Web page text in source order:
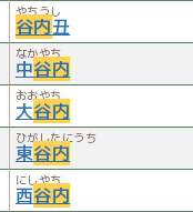
やちうし
谷内丑
なかやち
中谷内
おおやち
大谷内
ひがしたにうち
東谷内
にしやち
西谷内